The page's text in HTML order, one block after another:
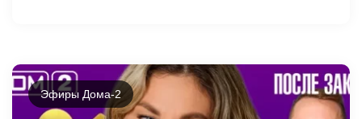
Эфиры Дома-2